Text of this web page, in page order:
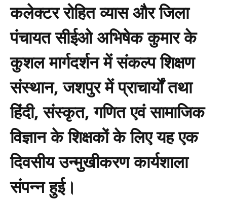
कलेक्टर रोहित व्यास और जिला
पंचायत सीईओ अभिषेक कुमार के
कुशल मार्गदर्शन में संकल्प शिक्षण
संस्थान, जशपुर में प्राचार्यों तथा
हिंदी, संस्कृत, गणित एवं सामाजिक
विज्ञान के शिक्षकों के लिए यह एक
दिवसीय उन्मुखीकरण कार्यशाला
संपन्न हुई।